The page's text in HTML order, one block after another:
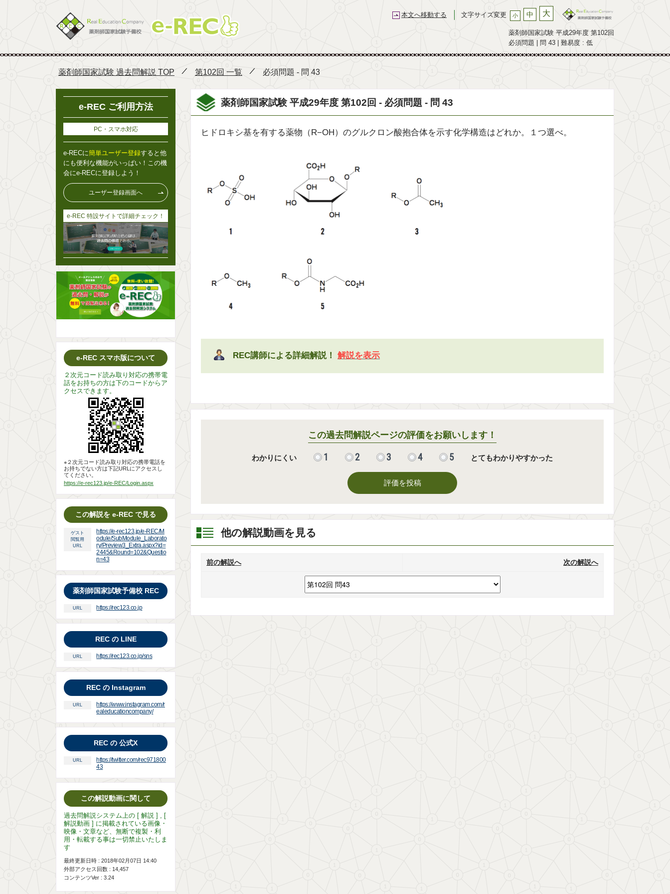
本文へ移動する 文字サイズ変更 小 中 大
薬剤師国家試験 平成29年度 第102回
必須問題 | 問 43 | 難易度 : 低
薬剤師国家試験 過去問解説 TOP 第102回 一覧 必須問題 - 問 43
薬剤師国家試験 平成29年度 第102回 - 必須問題 - 問 43
ヒドロキシ基を有する薬物（R−OH）のグルクロン酸抱合体を示す化学構造はどれか。１つ選べ。
REC講師による詳細解説！ 解説を表示
この過去問解説ページの評価をお願いします！
わかりにくい 1 2 3 4 5 とてもわかりやすかった
評価を投稿
他の解説動画を見る
前の解説へ 次の解説へ
e-REC ご利用方法
PC・スマホ対応
e-RECに簡単ユーザー登録すると他
にも便利な機能がいっぱい！この機
会にe-RECに登録しよう！
ユーザー登録画面へ
e-REC 特設サイトで詳細チェック！
e-REC スマホ版について
２次元コード読み取り対応の携帯電
話をお持ちの方は下のコードからア
クセスできます。
※２次元コード読み取り対応の携帯電話を
お持ちでない方は下記URLにアクセスし
てください。
https://e-rec123.jp/e-REC/Login.aspx
この解説を e-REC で見る
ゲスト
閲覧用
URL
https://e-rec123.jp/e-REC/M
odule/SubModule_Laborato
ry/Preview3_Extra.aspx?id=
2445&Round=102&Questio
n=43
薬剤師国家試験予備校 REC
URL https://rec123.co.jp
REC の LINE
URL https://rec123.co.jp/sns
REC の Instagram
URL
https://www.instagram.com/r
ealeducationcompany/
REC の 公式X
URL
https://twitter.com/rec971800
43
この解説動画に関して
過去問解説システム上の [ 解説 ] , [
解説動画 ] に掲載されている画像・
映像・文章など、無断で複製・利
用・転載する事は一切禁止いたしま
す
最終更新日時 : 2018年02月07日 14:40
外部アクセス回数 : 14,457
コンテンツVer : 3.24